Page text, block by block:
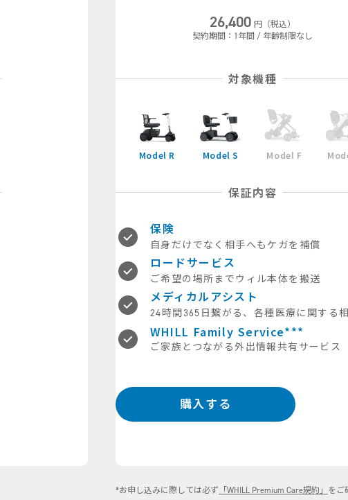
26,400 円（税込）
契約期間：1年間 / 年齢制限なし
対象機種
Model R Model S Model F
保証内容
保険
自身だけでなく相手へもケガを補償
ロードサービス
ご希望の場所までウィル本体を搬送
メディカルアシスト
24時間365日繋がる、 各種医療に関する
WHILL Family Service***
ご家族とつながる外出情報共有サービス
購入する
*お申し込みに際しては必ず 「WHILL Premium Care規約」 をご